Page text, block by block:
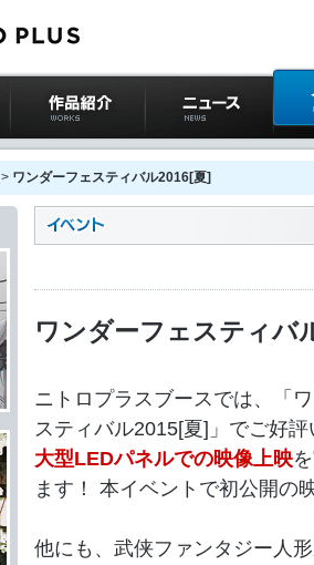
作品紹介 ニュース イベ
> ワンダーフェスティバル2016[夏]
ワンダーフェスティバ
ニトロプラスブースでは、「
スティバル2015[夏]」でご好
大型LEDパネルでの映像上映
ます！ 本イベントで初公開
他にも、武侠ファンタジー人